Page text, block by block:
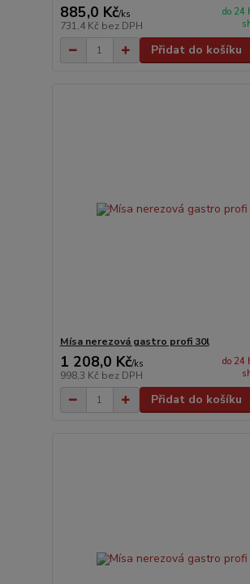
885,0 Kč/ks
731,4 Kč bez DPH
do 24
Přidat do košíku
Mísa nerezová gastro profi 30l
1 208,0 Kč/ks
998,3 Kč bez DPH
do 24
Přidat do košíku